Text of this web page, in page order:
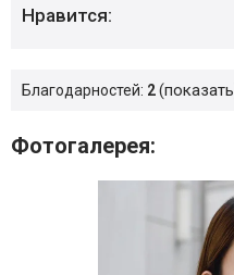
Нравится:
Благодарностей: 2 показать
Фотогалерея: